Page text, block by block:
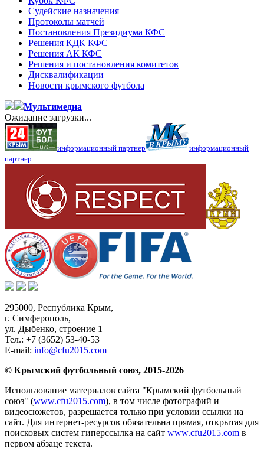
Судейские назначения
Протоколы матчей
Постановления Президиума КФС
Решения КДК КФС
Решения АК КФС
Решения и постановления комитетов
Дисквалификации
Новости крымского футбола
Мультимедиа
Ожидание загрузки...
информационный партнер
информационный
партнер
295000, Республика Крым,
г. Симферополь,
ул. Дыбенко, строение 1
Тел.: +7 (3652) 53-40-53
E-mail: info@cfu2015.com
© Крымский футбольный союз, 2015-2026
Использование материалов сайта "Крымский футбольный
союз" (www.cfu2015.com), в том числе фотографий и
видеосюжетов, разрешается только при условии ссылки на
сайт. Для интернет-ресурсов обязательна прямая, открытая для
поисковых систем гиперссылка на сайт www.cfu2015.com в
первом абзаце текста.